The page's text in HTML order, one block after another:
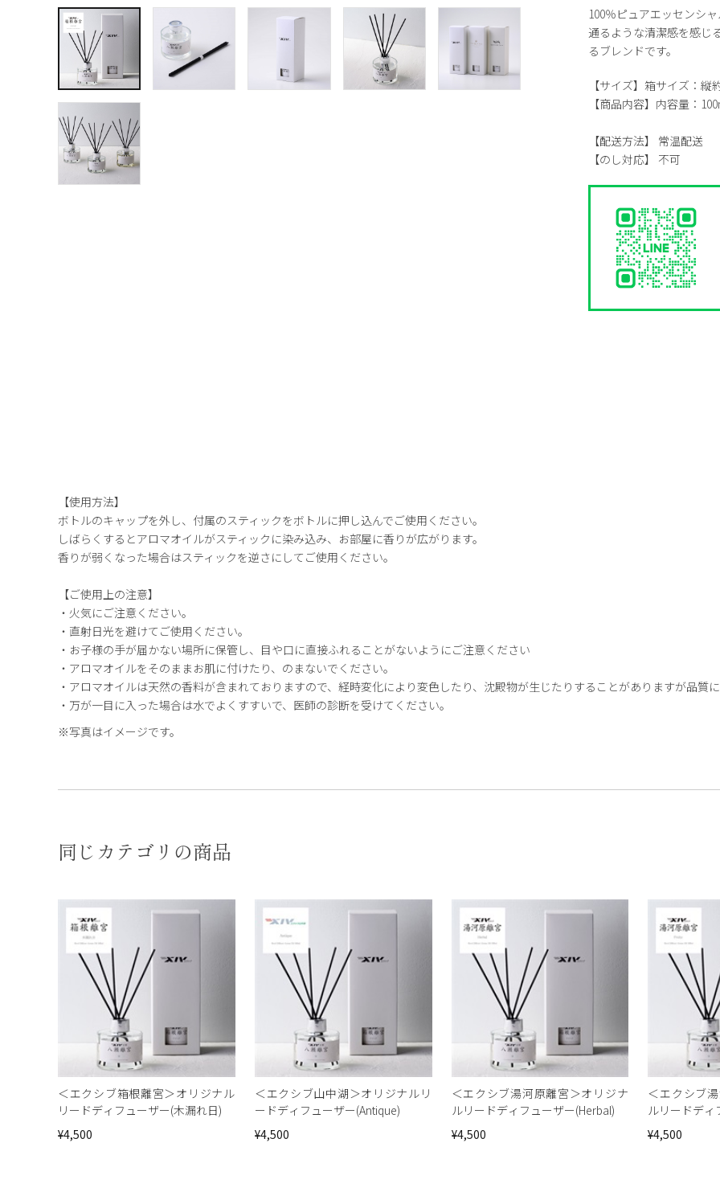
100％ピュアエッセンシ
通るような清潔感を感じ
るブレンドです。
【サイズ】 箱サイズ：縦
【商品内容】 内容量：
【配送方法】
常温配送
【のし対応】
不可
【使用方法】
ボトルのキャップを外し、付属のスティックをボトルに押し込んでご使用ください。
しばらくするとアロマオイルがスティックに染み込み、お部屋に香りが広がります。
香りが弱くなった場合はスティックを逆さにしてご使用ください。
【ご使用上の注意】
・火気にご注意ください。
・直射日光を避けてご使用ください。
・お子様の手が届かない場所に保管し、目や口に直接ふれることがないようにご注意ください
・アロマオイルをそのままお肌に付けたり、のまないでください。
・アロマオイルは天然の香料が含まれておりますので、経時変化により変色したり、沈殿物が生じたりすることがありますが品質に
・万が一目に入った場合は水でよくすすいで、医師の診断を受けてください。
※写真はイメージです。
同じカテゴリの商品
＜エクシブ箱根離宮＞オリジナル
リードディフューザー(木漏れ日)
¥4,500
＜エクシブ山中湖＞オリジナルリ
ードディフューザー(Antique)
¥4,500
＜エクシブ湯河原離宮＞オリジナ
ルリードディフューザー(Herbal)
¥4,500
＜エクシブ
ルリードディ
¥4,500